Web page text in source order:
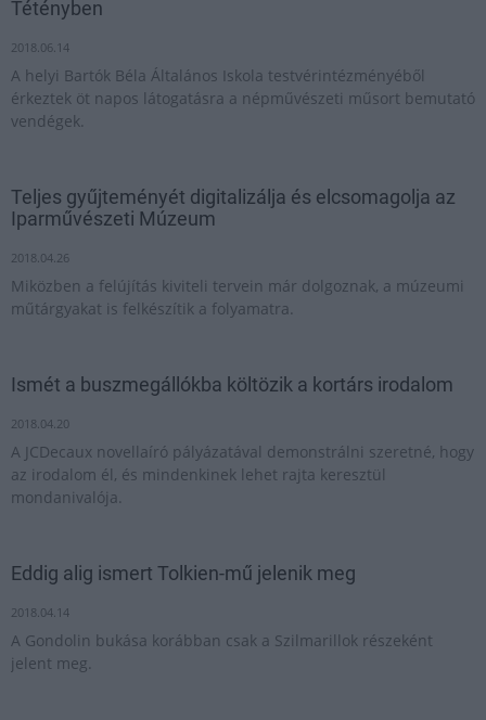
Tétényben
2018.06.14
A helyi Bartók Béla Általános Iskola testvérintézményéből
érkeztek öt napos látogatásra a népművészeti műsort bemutató
vendégek.
Teljes gyűjteményét digitalizálja és elcsomagolja az
Iparművészeti Múzeum
2018.04.26
Miközben a felújítás kiviteli tervein már dolgoznak, a múzeumi
műtárgyakat is felkészítik a folyamatra.
Ismét a buszmegállókba költözik a kortárs irodalom
2018.04.20
A JCDecaux novellaíró pályázatával demonstrálni szeretné, hogy
az irodalom él, és mindenkinek lehet rajta keresztül
mondanivalója.
Eddig alig ismert Tolkien-mű jelenik meg
2018.04.14
A Gondolin bukása korábban csak a Szilmarillok részeként
jelent meg.